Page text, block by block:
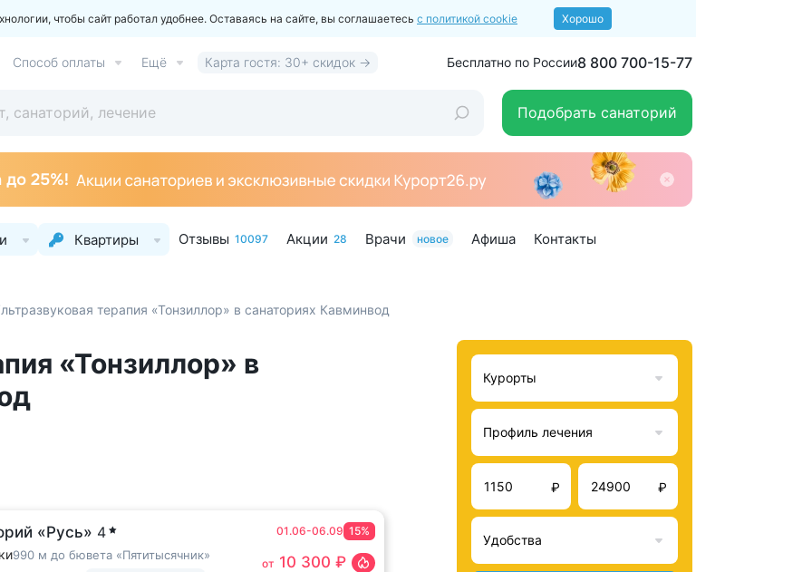
чтобы сайт работал удобнее. Оставаясь на сайте, вы соглашаетесь с политикой cookie Хорошо
Способ оплаты Ещё Карта гостя: 30+ скидок → Бесплатно по России8 800 700-15-77
Подобрать санаторий
Квартиры Отзывы 10097 Акции 28 Врачи новое Афиша Контакты
терапия «Тонзиллор» в санаториях Кавминвод
«Тонзиллор» в
«Русь» 4
990 м до бювета «Пятитысячник»
01.06-06.09 15%
от 10 300 ₽
Курорты
Профиль лечения
₽ ₽
Удобства